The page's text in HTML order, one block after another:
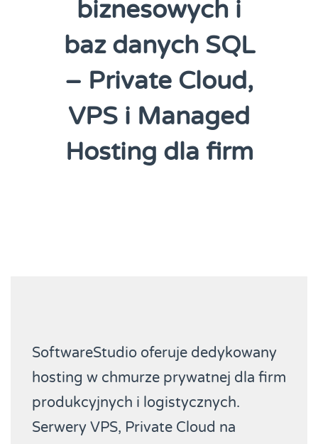
biznesowych i
baz danych SQL
– Private Cloud,
VPS i Managed
Hosting dla firm
SoftwareStudio oferuje dedykowany
hosting w chmurze prywatnej dla firm
produkcyjnych i logistycznych.
Serwery VPS, Private Cloud na